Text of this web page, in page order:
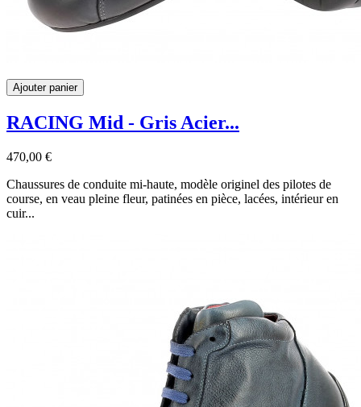
Ajouter panier
RACING Mid - Gris Acier...
470,00 €
Chaussures de conduite mi-haute, modèle originel des pilotes de
course, en veau pleine fleur, patinées en pièce, lacées, intérieur en
cuir...